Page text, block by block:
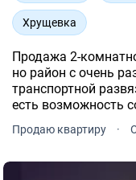
Хрущевка
Продажа 2-
но район с очень
транспортной развязкой. Квартира 44, 4
есть возможность
переплачивать за чужой
Продаю квартиру ·